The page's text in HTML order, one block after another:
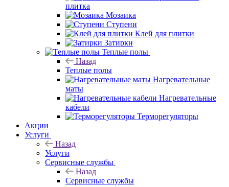
плитка
Мозаика
Ступени
Клей для плитки
Затирки
Теплые полы
Назад
Теплые полы
Нагревательные
маты
Нагревательные
кабели
Терморегуляторы
Акции
Услуги
Назад
Услуги
Сервисные службы
Назад
Сервисные службы